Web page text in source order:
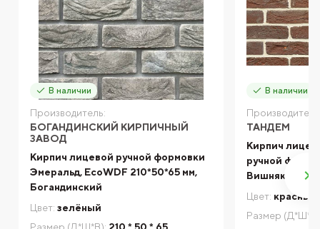
В наличии
Производитель:
БОГАНДИНСКИЙ КИРПИЧНЫЙ
ЗАВОД
Кирпич лицевой ручной формовки
Эмеральд, EcoWDF 210*50*65 мм,
Богандинский
Цвет: зелёный
Размер (Д*Ш*В): 210 * 50 * 65
В наличии
ТАНДЕМ
Кирпич
ручной
Вишняково,
Цвет: красный
Размер